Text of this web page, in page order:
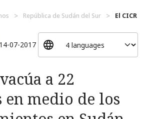
República de Sudán del Sur El CICR
14-07-2017
a 22
en medio de los